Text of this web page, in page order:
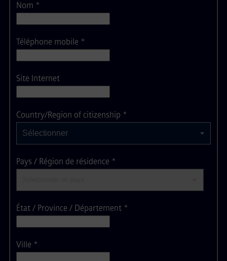
Nom *
Téléphone mobile *
Site Internet
Country/Region of citizenship *
Sélectionner
Pays / Région de résidence *
État / Province / Département *
Ville *